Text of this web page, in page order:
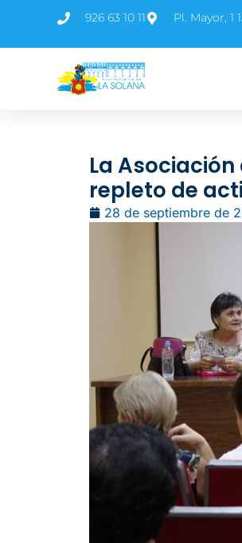
926 63 10 11 Pl. Mayor, 1
La
repleto de
28 de septiembre de